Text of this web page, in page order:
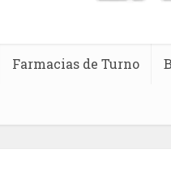
Farmacias de Turno